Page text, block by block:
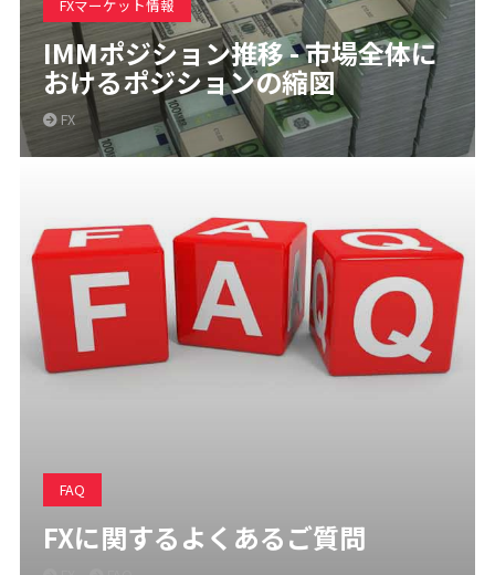
FXマーケット情報
IMMポジション推移 - 市場全体に
おけるポジションの縮図
FX
FAQ
FXに関するよくあるご質問